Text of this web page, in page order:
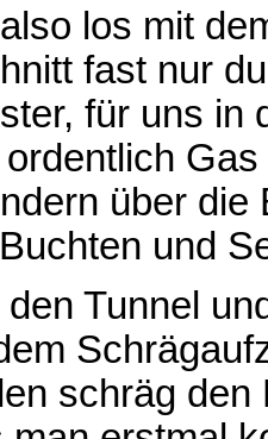
los mit
fast nur
für uns in
über
und
Tunnel
schräg